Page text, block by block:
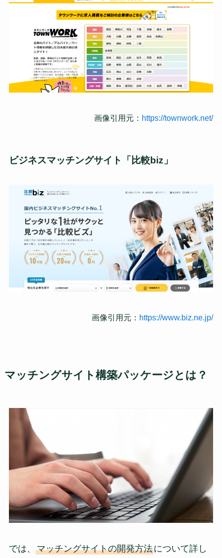
画像引用元： https://townwork.net/
ビジネスマッチングサイト「比較biz」
画像引用元： https://www.biz.ne.jp/
マッチングサイト構築パッケージとは？
では、 マッチングサイトの開発方法について詳し